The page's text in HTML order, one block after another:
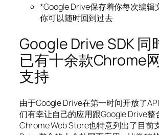
*Google Drive保存着你每次编辑
你可以随时回到过去
Google Drive SDK 同
已有十余款Chrome
支持
由于Google Drive在第一时间开放了
们有幸让自己的应用跟Google Drive整
Chrome Web Store也特意列出了目前